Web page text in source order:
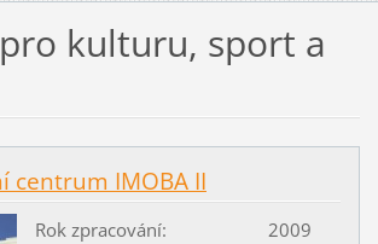
kulturu, sport a
centrum IMOBA II
Rok zpracování: 2009